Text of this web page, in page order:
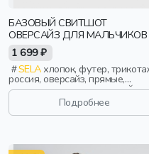
БАЗОВЫЙ СВИТШОТ
ОВЕРСАЙЗ ДЛЯ МАЛЬЧИКОВ
1 699 ₽
SELAхлопок, футер, трикотаж,
россия, оверсайз, прямые,
резинка, длинные, длинный
рукав, школа, однотон, манжета,
свободные, вырез, круглый
вырез, мальчики, дети
Подробнее